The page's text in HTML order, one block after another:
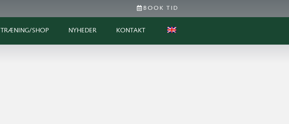
BOOK TID
TRÆNING/SHOP NYHEDER KONTAKT